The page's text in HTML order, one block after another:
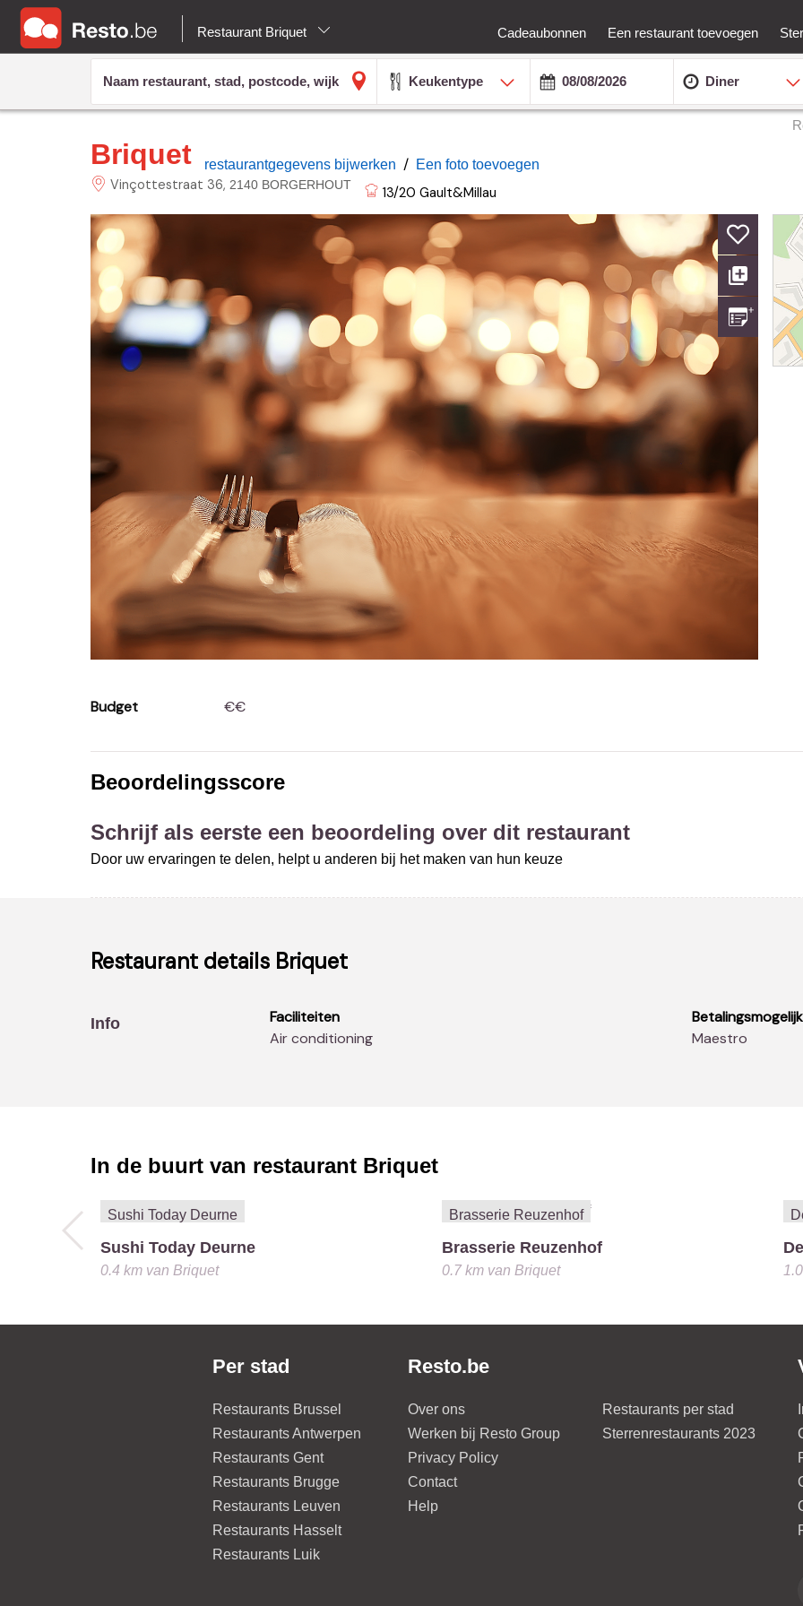
Restaurant Briquet Cadeaubonnen Een restaurant toevoegen
Keukentype Diner
Briquet restaurantgegevens bijwerken / Een foto toevoegen
Vinçottestraat 36 2140 BORGERHOUT 13/20 Gault&Millau
Budget €€
Beoordelingsscore
Schrijf als eerste een beoordeling over dit restaurant
Door uw ervaringen te delen, helpt u anderen bij het maken van hun keuze
Restaurant details Briquet
Info
Faciliteiten
Air conditioning
Maestro
In de buurt van restaurant Briquet
Sushi Today Deurne
0.4 kmvan Briquet
Brasserie Reuzenhof
0.7 kmvan Briquet
Per stad
Restaurants Brussel
Restaurants Antwerpen
Restaurants Gent
Restaurants Brugge
Restaurants Leuven
Restaurants Hasselt
Restaurants Luik
Resto.be
Over ons
Werken bij Resto Group
Privacy Policy
Contact
Help
Restaurants per stad
Sterrenrestaurants 2023